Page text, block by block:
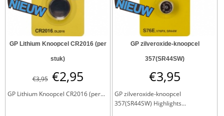
GP Lithium Knoopcel CR2016 (per
stuk)
€3,95 €2,95
GP Lithium Knoopcel CR2016 (per...
GP zilveroxide-knoopcel
357(SR44SW)
€3,95
GP zilveroxide-knoopcel
357(SR44SW) Highlights...